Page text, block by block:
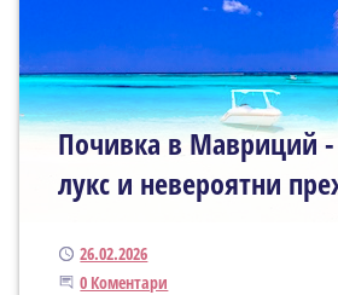
Почивка в Мавриций -
лукс и невероятни
Публикуван
26.02.2026
Започнете дискусията
0 Коментари